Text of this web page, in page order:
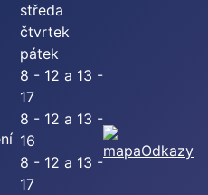
středa
čtvrtek
pátek
8 - 12 a 13 -
17
8 - 12 a 13 -
16
8 - 12 a 13 -
17
Odkazy